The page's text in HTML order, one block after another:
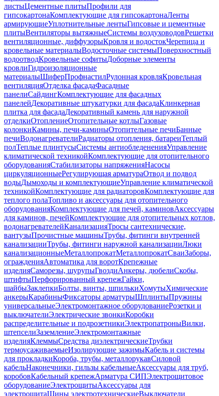
листыЦементные плитыПрофили для
гипсокартонаКомплектующие для гипсокартонаЛенты
армирующиеУплотнительные лентыГипсовые и цементные
плитыВентиляторы вытяжныеСистемы воздуховодовРешетки
вентиляционные, диффузорыКровля и водостокЧерепица и
кровельные материалыВодосточные системыПоверхностный
водоотводКровельные софитыДоборные элементы
кровлиГидроизоляционные
материалыШиферПрофнастилРулонная кровляКровельная
вентиляцияОтделка фасадаФасадные
панелиСайдингКомплектующие для фасадных
панелейДекоративные штукатурки для фасадаКлинкерная
плитка для фасадаДекоративный камень для наружной
отделкиОтоплениеОтопительные котлыГазовые
колонкиКамины, печи-каминыОтопительные печиБанные
печиВодонагревателиРадиаторы отопления, батареиТеплый
полТеплые плинтусыСистемы антиобледененияУправление
климатической техникойКомплектующие для отопительного
оборудованияСтабилизаторы напряженияНасосы
циркуляционныеРегулирующая арматураОтвод и подвод
водыДымоходы и комплектующиеУправление климатической
техникойКомплектующие для радиаторовКомплектующие для
теплого полаТопливо и аксессуары для отопительного
оборудованияКомплектующие для печей, каминовАксессуары
для каминов, печейКомплектующие для отопительных котлов,
водонагревателейКанализацияТросы сантехнические,
вантузыПрочистные машиныТрубы, фитинги внутренней
канализацииТрубы, фитинги наружной канализацииЛюки
канализационныеМеталлопрокатМеталлопрокатСваиЗаборы,
огражденияАвтоматика для воротКрепежные
изделияСаморезы, шурупыГвоздиАнкеры, дюбелиСкобы,
штифтыПерфорированный крепежГайки,
шайбыЗаклепкиБолты, винты, шпилькиХомутыХимические
анкерыКарабиныФиксаторы арматурыШплинтыПружины
универсальныеЭлектромонтажное оборудованиеРозетки и
выключателиЭлектрические звонкиКоробки
распределительные и подрозетникиЭлектропатроныВилки,
штепселиЗаземлениеЭлектромонтажные
изделияКлеммыСредства диэлектрическиеТрубки
термоусаживаемыеИзолирующие зажимыКабель и системы
для прокладкиКороба, трубы, металлорукавСиловой
кабельНаконечники, гильзы кабельныеАксессуары для труб,
коробовКабельный крепежАрматура СИПЭлектрощитовое
оборудованиеЭлектрощитыАксессуары для
электрощитаШины электротехническиеВыключатели